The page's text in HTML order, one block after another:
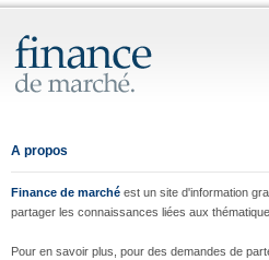
A propos
Finance de marché est un site d'information
partager les connaissances liées aux
Pour en savoir plus, pour des demandes de